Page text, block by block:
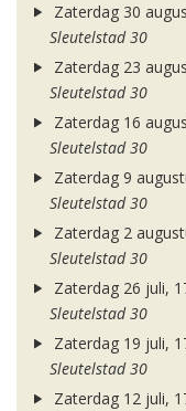
Zaterdag 30
Sleutelstad 30
Zaterdag 23
Sleutelstad 30
Zaterdag 16
Sleutelstad 30
Zaterdag 9
Sleutelstad 30
Zaterdag 2
Sleutelstad 30
Zaterdag 26 juli,
Sleutelstad 30
Zaterdag 19 juli,
Sleutelstad 30
Zaterdag 12 juli,